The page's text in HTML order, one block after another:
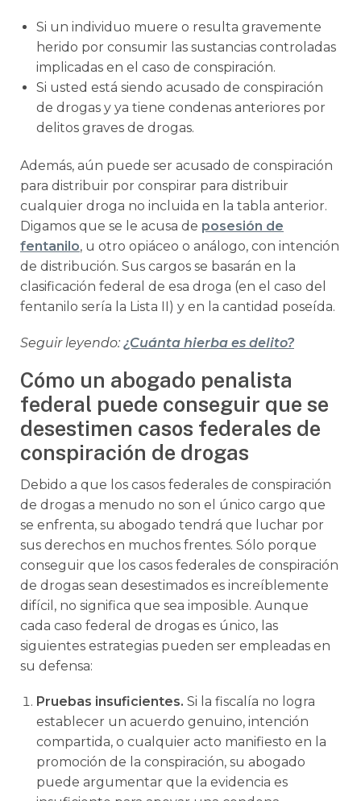
Si un individuo muere o resulta gravemente
herido por consumir las sustancias controladas
implicadas en el caso de conspiración.
Si usted está siendo acusado de conspiración
de drogas y ya tiene condenas anteriores por
delitos graves de drogas.
Además, aún puede ser acusado de conspiración
para distribuir por conspirar para distribuir
cualquier droga no incluida en la tabla anterior.
Digamos que se le acusa de posesión de
fentanilo, u otro opiáceo o análogo, con intención
de distribución. Sus cargos se basarán en la
clasificación federal de esa droga (en el caso del
fentanilo sería la Lista II) y en la cantidad poseída.
Seguir leyendo: ¿Cuánta hierba es delito?
Cómo un abogado penalista
federal puede conseguir que se
desestimen casos federales de
conspiración de drogas
Debido a que los casos federales de conspiración
de drogas a menudo no son el único cargo que
se enfrenta, su abogado tendrá que luchar por
sus derechos en muchos frentes. Sólo porque
conseguir que los casos federales de conspiración
de drogas sean desestimados es increíblemente
difícil, no significa que sea imposible. Aunque
cada caso federal de drogas es único, las
siguientes estrategias pueden ser empleadas en
su defensa:
Pruebas insuficientes. Si la fiscalía no logra
establecer un acuerdo genuino, intención
compartida, o cualquier acto manifiesto en la
promoción de la conspiración, su abogado
puede argumentar que la evidencia es